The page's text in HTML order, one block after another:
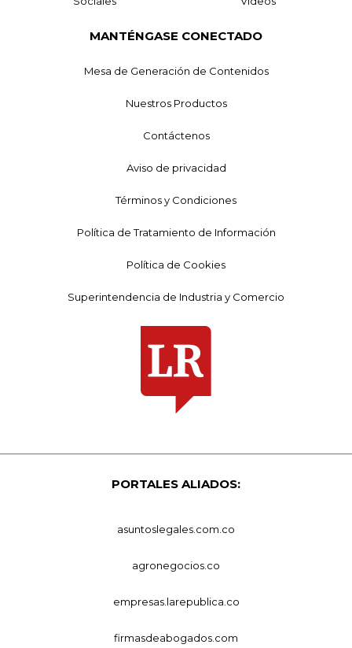
MANTÉNGASE CONECTADO
Mesa de Generación de Contenidos
Nuestros Productos
Contáctenos
Aviso de privacidad
Términos y Condiciones
Política de Tratamiento de Información
Política de Cookies
Superintendencia de Industria y Comercio
PORTALES ALIADOS:
asuntoslegales.com.co
agronegocios.co
empresas.larepublica.co
firmasdeabogados.com